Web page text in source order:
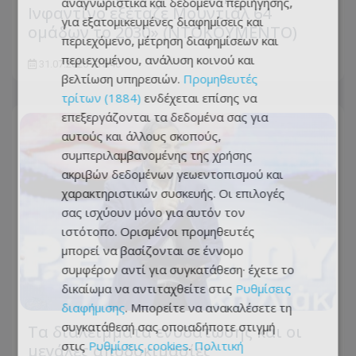
Ινφαντίνο εξέταζε Μουντιάλ 64
ομάδων το 2030» (ΝΤΟΚΟΥΜΕΝΤΟ)
31.07.2026 - 15:40
Τα διαλείμματα ενυδάτωσης και οι
μεγάλες αποδοκιμασίες
για εξατομικευμένες διαφημίσεις και
περιεχόμενο, μέτρηση διαφημίσεων και
περιεχομένου, ανάλυση κοινού και
βελτίωση υπηρεσιών. Προμηθευτές
τρίτων (1884) ενδέχεται επίσης να
επεξεργάζονται τα δεδομένα σας για
αυτούς και άλλους σκοπούς,
συμπεριλαμβανομένης της χρήσης
ακριβών δεδομένων γεωεντοπισμού και
χαρακτηριστικών συσκευής. Οι επιλογές
σας ισχύουν μόνο για αυτόν τον
ιστότοπο. Ορισμένοι προμηθευτές
μπορεί να βασίζονται σε έννομο
συμφέρον αντί για συγκατάθεση· έχετε το
δικαίωμα να αντιταχθείτε στις Ρυθμίσεις
διαφήμισης. Μπορείτε να ανακαλέσετε τη
συγκατάθεσή σας οποιαδήποτε στιγμή
στις Ρυθμίσεις cookies. Πολιτική